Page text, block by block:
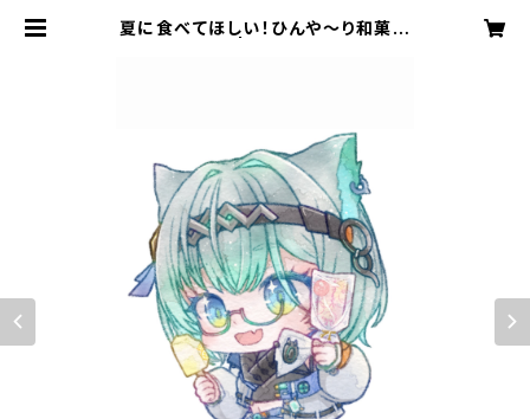
夏に食べてほしい！ひんや～り和菓子